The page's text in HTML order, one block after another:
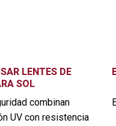
LENTES DE
SOL
combinan
UV con resistencia